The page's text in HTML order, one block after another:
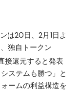
は20日、2月1日よ
独自トークン
接還元すると発表
ステムも勝つ」と
ームの利益構造を